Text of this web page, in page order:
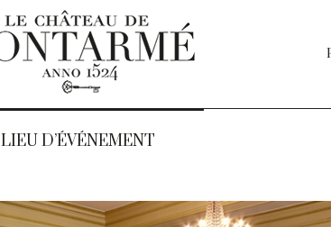
LIEU D’ÉVÉNEMENT